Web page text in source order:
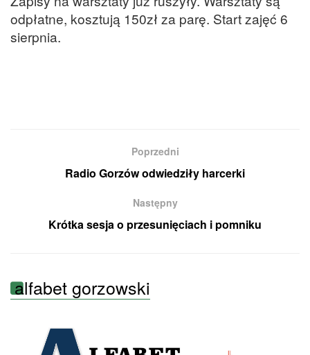
odpłatne, kosztują 150zł za parę. Start zajęć 6
sierpnia.
Poprzedni
Radio Gorzów odwiedziły harcerki
Następny
Krótka sesja o przesunięciach i pomniku
alfabet gorzowski